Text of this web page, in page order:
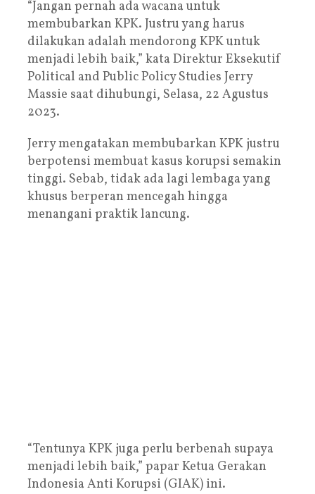
“Jangan pernah ada wacana untuk
membubarkan KPK. Justru yang harus
dilakukan adalah mendorong KPK untuk
menjadi lebih baik,” kata Direktur Eksekutif
Political and Public Policy Studies Jerry
Massie saat dihubungi, Selasa, 22 Agustus
2023.
Jerry mengatakan membubarkan KPK justru
berpotensi membuat kasus korupsi semakin
tinggi. Sebab, tidak ada lagi lembaga yang
khusus berperan mencegah hingga
menangani praktik lancung.
“Tentunya KPK juga perlu berbenah supaya
menjadi lebih baik,” papar Ketua Gerakan
Indonesia Anti Korupsi (GIAK) ini.